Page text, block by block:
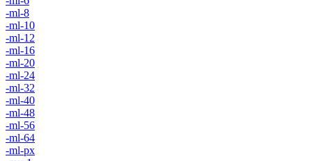
-ml-8
-ml-10
-ml-12
-ml-16
-ml-20
-ml-24
-ml-32
-ml-40
-ml-48
-ml-56
-ml-64
-ml-px